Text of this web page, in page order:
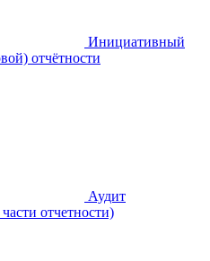
Инициативный
отчётности
Аудит
отчетности)